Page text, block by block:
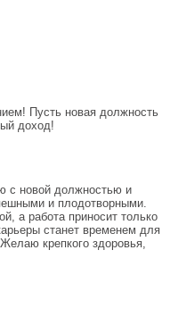
Пусть новая должность
доход!
с новой должностью и
и плодотворными.
а работа приносит только
станет временем для
крепкого здоровья,